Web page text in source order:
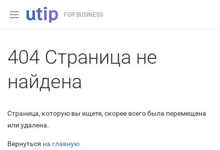
FOR BUSINESS
404 Страница не
найдена
Страница, которую вы ищете, скорее всего была перемещена
или удалена.
Вернуться на главную